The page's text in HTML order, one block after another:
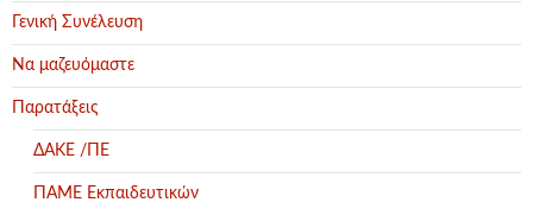
Γενική Συνέλευση
Να μαζευόμαστε
Παρατάξεις
ΔΑΚΕ /ΠΕ
ΠΑΜΕ Εκπαιδευτικών